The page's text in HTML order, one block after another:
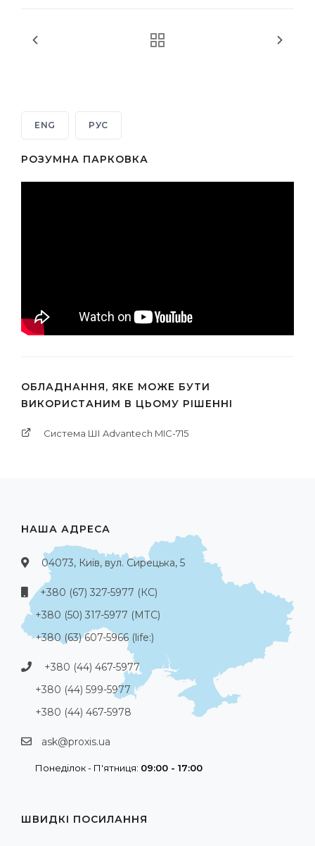
ENG РУС
РОЗУМНА ПАРКОВКА
ОБЛАДНАННЯ, ЯКЕ МОЖЕ БУТИ
ВИКОРИСТАНИМ В ЦЬОМУ РІШЕННІ
Система ШІ Advantech MIC-715
НАША АДРЕСА
04073, Київ, вул. Сирецька, 5
+380 (67) 327-5977 (КС)
+380 (50) 317-5977 (МТС)
+380 (63) 607-5966 (life:)
+380 (44) 467-5977
+380 (44) 599-5977
+380 (44) 467-5978
ask@proxis.ua
Понеділок - П'ятниця: 09:00 - 17:00
ШВИДКІ ПОСИЛАННЯ